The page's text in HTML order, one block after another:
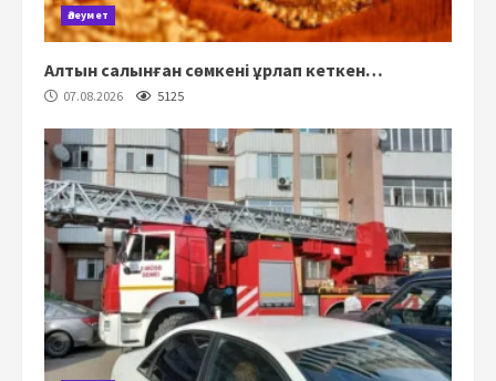
Әлеумет
Алтын салынған сөмкені ұрлап кеткен…
07.08.2026 5125